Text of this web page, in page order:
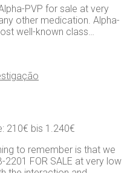
PVP for sale at very
other medication. Alpha-
well-known class…
210€ bis 1.240€
to remember is that we
2201 FOR SALE at very low